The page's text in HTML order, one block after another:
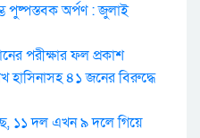
পুষ্পস্তবক অর্পণ : জুলাই
পরীক্ষার ফল প্রকাশ
হাসিনাসহ ৪১ জনের বিরুদ্ধে
১১ দল এখন ৯ দলে গিয়ে